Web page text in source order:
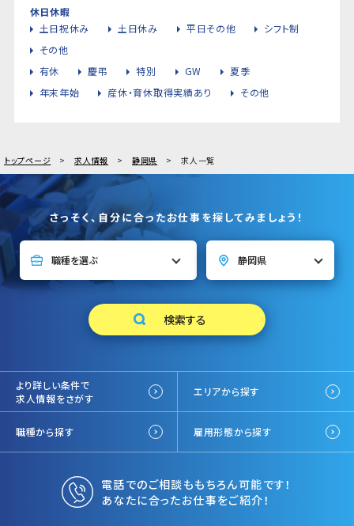
休日休暇
土日祝休み
土日休み 平日その他
シフト制
その他
有休
慶弔 特別 GW
夏季
年末年始
産休・育休取得実績あり その他
トップページ 求人情報 静岡県 求人一覧
さっそく、自分に合ったお仕事を探してみましょう！
より詳しい条件で
求人情報をさがす
エリアから探す
職種から探す 雇用形態から探す
電話でのご相談ももちろん可能です！
あなたに合ったお仕事をご紹介！